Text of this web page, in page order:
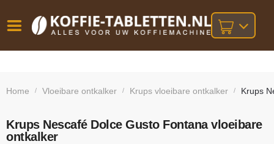
besteld,
bij orders
Home / Vloeibare ontkalker / Krups vloeibare ontkalker / Krups
Krups Nescafé Dolce Gusto Fontana vloeibare
ontkalker